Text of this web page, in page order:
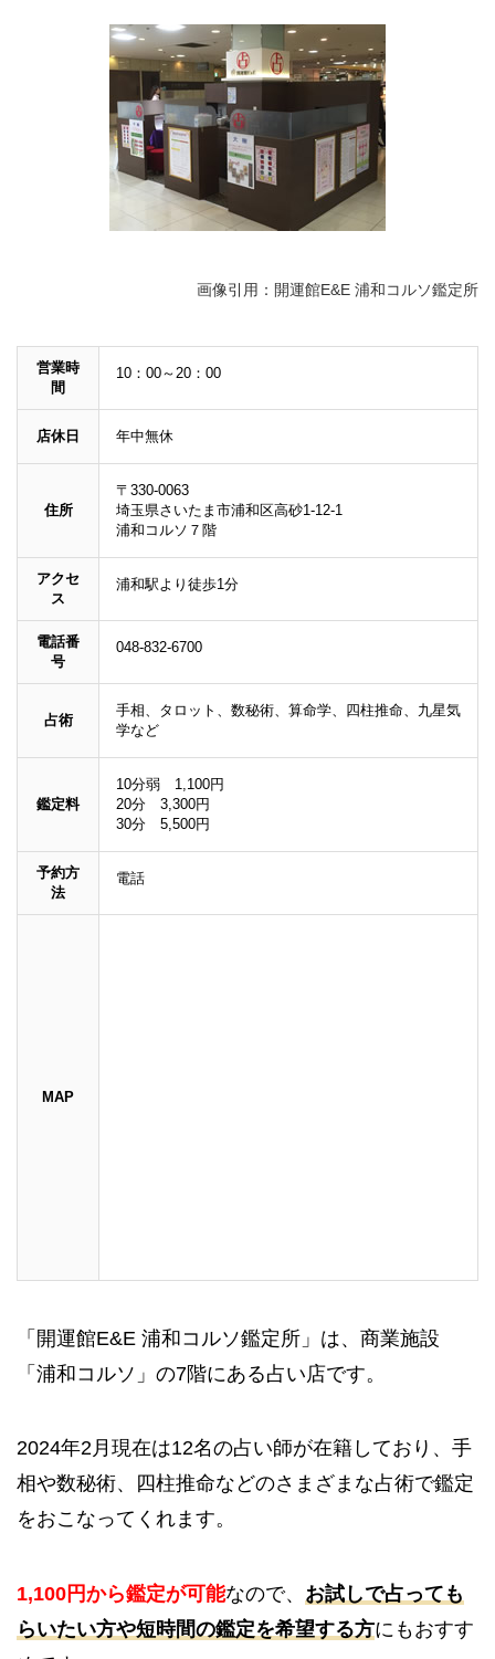
画像引用：開運館E&E 浦和コルソ鑑定所
営業時
間
10：00～20：00
店休日 年中無休
住所
〒330-0063
埼玉県さいたま市浦和区高砂1-12-1
浦和コルソ７階
アクセ
ス
浦和駅より徒歩1分
電話番
号
048-832-6700
占術
手相、タロット、数秘術、算命学、四柱推命、九星気
学など
鑑定料
10分弱 1,100円
20分 3,300円
30分 5,500円
予約方
法
電話
MAP
「開運館E&E 浦和コルソ鑑定所」は、商業施設
「浦和コルソ」の7階にある占い店です。
2024年2月現在は12名の占い師が在籍しており、手
相や数秘術、四柱推命などのさまざまな占術で鑑定
をおこなってくれます。
1,100円から鑑定が可能なので、 お試しで占っても
らいたい方や短時間の鑑定を希望する方にもおすす